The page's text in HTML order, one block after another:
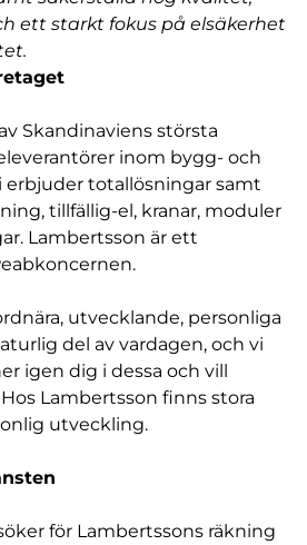
ett starkt fokus på elsäkerhet
Skandinaviens största
inom bygg- och
erbjuder totallösningar samt
tillfällig-el, kranar, moduler
Lambertsson är ett
utvecklande, personliga
del av vardagen, och vi
igen dig i dessa och vill
Lambertsson finns stora
utveckling.
för Lambertssons räkning